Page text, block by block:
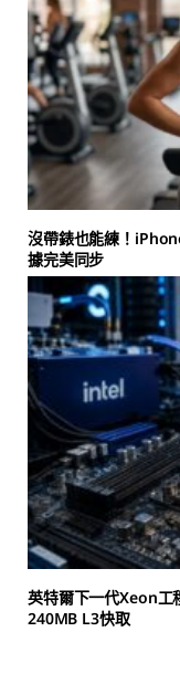
沒帶錶也能練！
據完美同步
英特爾下一代Xeon工
240MB L3快取